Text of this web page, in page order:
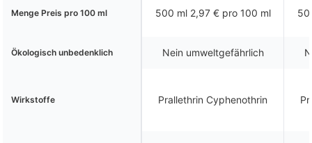
Menge Preis pro 100 ml 500 ml 2,97 € pro 100 ml
Ökologisch unbedenklich Nein umweltgefährlich
Wirkstoffe Prallethrin Cyphenothrin